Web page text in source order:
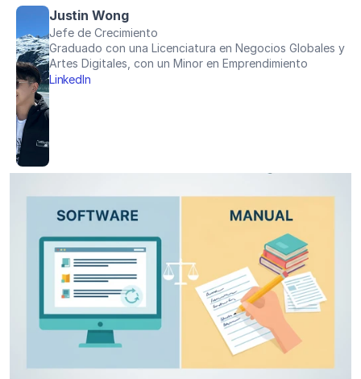
Justin Wong
Jefe de Crecimiento
Graduado con una Licenciatura en Negocios Globales y
Artes Digitales, con un Minor en Emprendimiento
LinkedIn